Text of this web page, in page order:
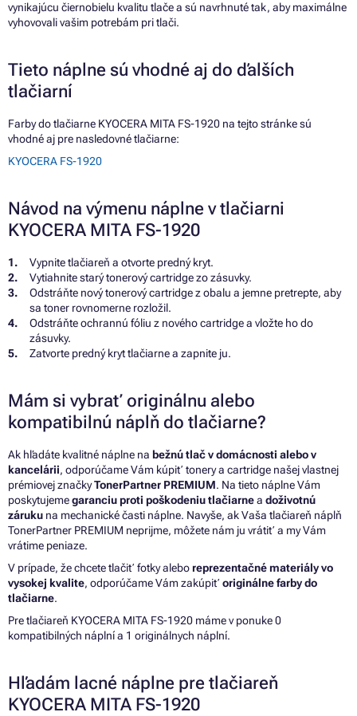
vynikajúcu čiernobielu kvalitu tlače a sú navrhnuté tak, aby maximálne
vyhovovali vašim potrebám pri tlači.
Tieto náplne sú vhodné aj do ďalších
tlačiarní
Farby do tlačiarne KYOCERA MITA FS-1920 na tejto stránke sú
vhodné aj pre nasledovné tlačiarne:
KYOCERA FS-1920
Návod na výmenu náplne v tlačiarni
KYOCERA MITA FS-1920
Vypnite tlačiareň a otvorte predný kryt.
Vytiahnite starý tonerový cartridge zo zásuvky.
Odstráňte nový tonerový cartridge z obalu a jemne pretrepte, aby
sa toner rovnomerne rozložil.
Odstráňte ochrannú fóliu z nového cartridge a vložte ho do
zásuvky.
Zatvorte predný kryt tlačiarne a zapnite ju.
Mám si vybrať originálnu alebo
kompatibilnú náplň do tlačiarne?
Ak hľadáte kvalitné náplne na bežnú tlač v domácnosti alebo v
kancelárii, odporúčame Vám kúpiť tonery a cartridge našej vlastnej
prémiovej značkyTonerPartner PREMIUM. Na tieto náplne Vám
poskytujemegaranciu proti poškodeniu tlačiarnea doživotnú
záruku na mechanické časti náplne. Navyše, ak Vaša tlačiareň náplň
TonerPartner PREMIUM neprijme, môžete nám ju vrátiť a my Vám
vrátime peniaze.
V prípade, že chcete tlačiť fotky aleboreprezentačné materiály vo
vysokej kvalite, odporúčame Vám zakúpiť originálne farby do
tlačiarne.
Pre tlačiareň KYOCERA MITA FS-1920 máme v ponuke 0
kompatibilných náplní a 1 originálnych náplní.
Hľadám lacné náplne pre tlačiareň
KYOCERA MITA FS-1920